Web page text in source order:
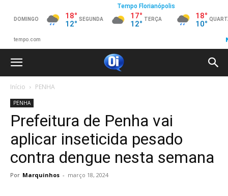
Início PENHA
PENHA
Prefeitura de Penha vai
aplicar inseticida pesado
contra dengue nesta semana
Por Marquinhos - março 18, 2024